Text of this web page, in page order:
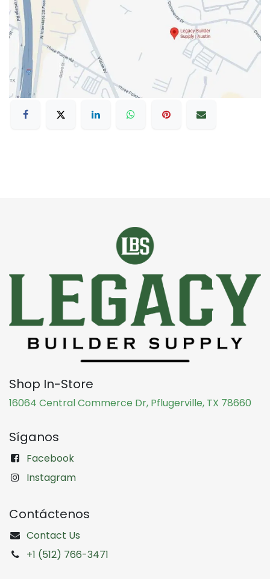
Shop In-Store
16064 Central Commerce Dr, Pflugerville, TX 78660
Síganos
Facebook
Instagram
Contáctenos
Contact Us
+1 (512) 766-3471